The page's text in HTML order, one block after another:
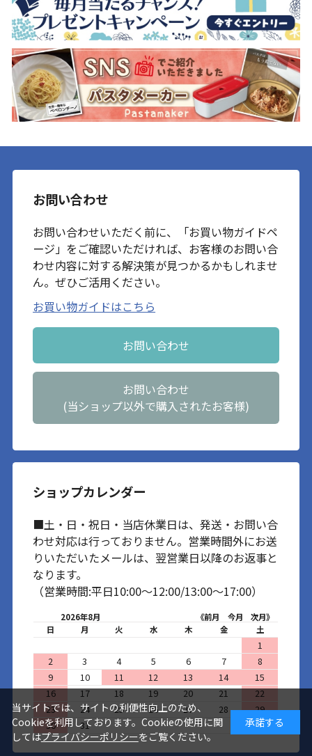
お問い合わせ
お問い合わせいただく前に、「お買い物ガイドペ
ージ」をご確認いただければ、お客様のお問い合
わせ内容に対する解決策が見つかるかもしれませ
ん。ぜひご活用ください。
お買い物ガイドはこちら
お問い合わせ
お問い合わせ
(当ショップ以外で購入されたお客様)
ショップカレンダー
■土・日・祝日・当店休業日は、発送・お問い合
わせ対応は行っておりません。営業時間外にお送
りいただいたメールは、翌営業日以降のお返事と
なります。
（営業時間:平日10:00～12:00/13:00～17:00）
2026年8月 《前月 今月
次月》
日
月 火 水 木 金 土
1
2
3 4 5 6 7
8
9
10 11 12 13 14
15
16
17 18 19 20 21
22
23
24 25 26 27 28
29
30
31
当サイトでは、サイトの利便性向上のため、
Cookieを利用しております。Cookieの使用に関
してはプライバシーポリシーをご覧ください。
承諾する